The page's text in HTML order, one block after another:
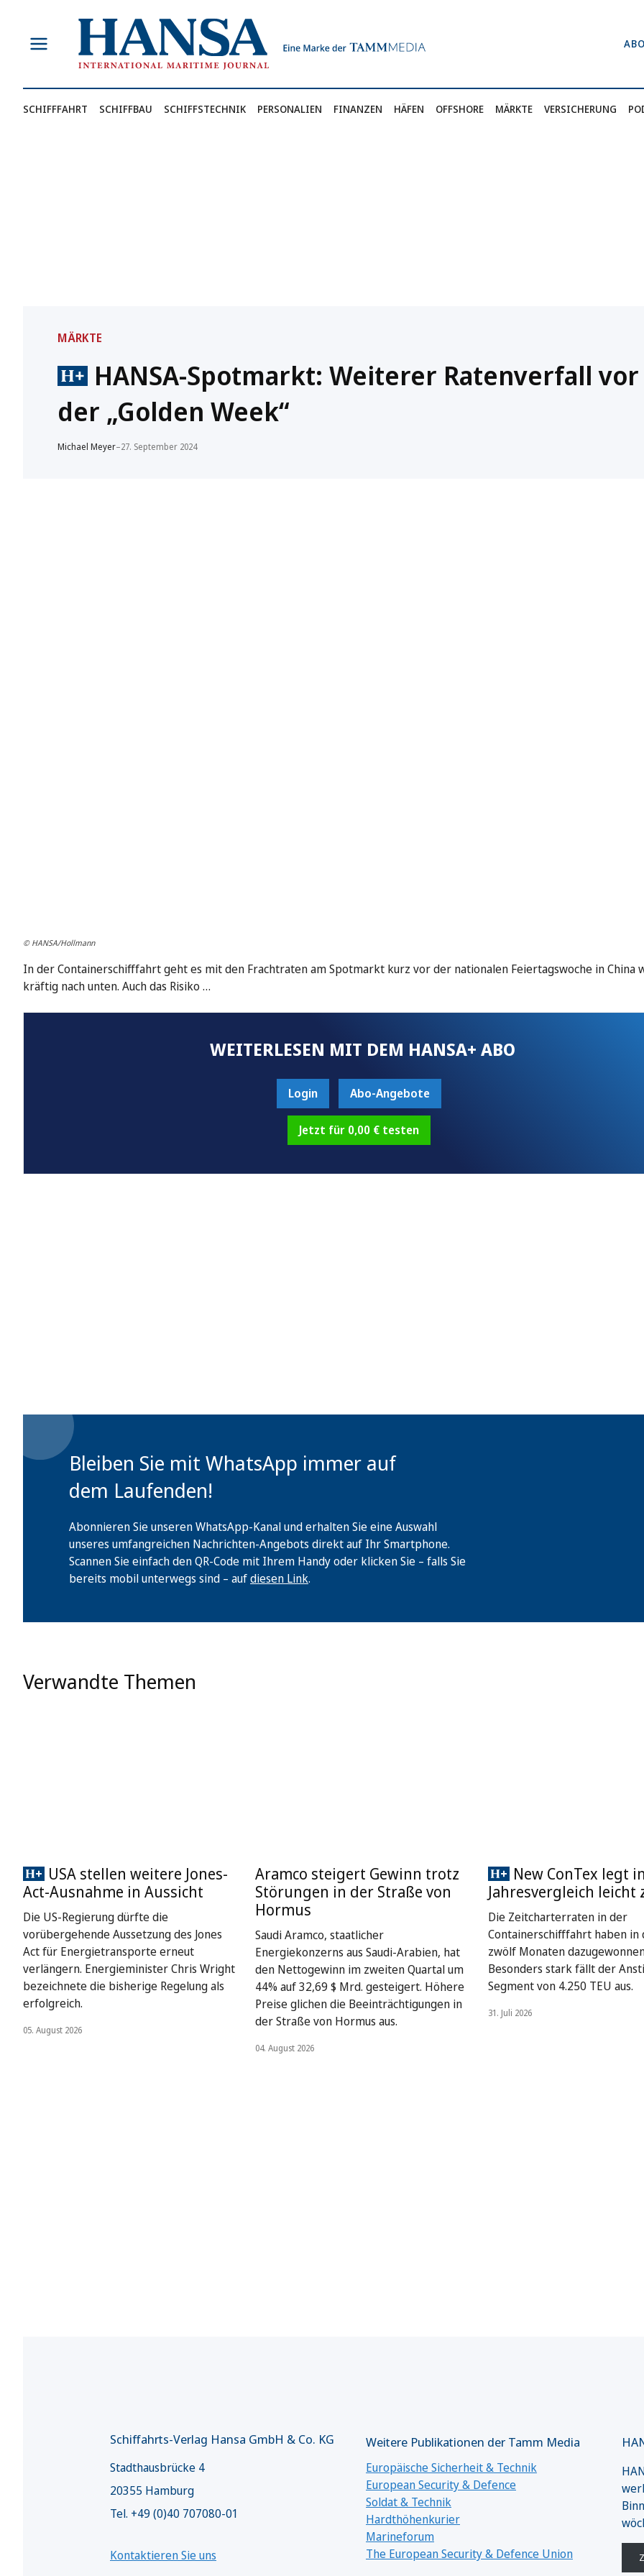
springen
SCHIFFFAHRT SCHIFFBAU SCHIFFSTECHNIK PERSONALIEN FINANZEN HÄFEN OFFSHORE MÄRKTE VERSICHERUNG
MÄRKTE
HANSA-Spotmarkt: Weiterer Ratenverfall vor
der „Golden Week“
Michael Meyer–27. September 2024
© HANSA/Hollmann
In der Containerschifffahrt geht es mit den Frachtraten am Spotmarkt kurz vor der nationalen Feiertagswoche in China
kräftig nach unten. Auch das Risiko …
WEITERLESEN MIT DEM HANSA+ ABO
Login Abo-Angebote
Jetzt für 0,00 € testen
Bleiben Sie mit WhatsApp immer auf
dem Laufenden!
Abonnieren Sie unseren WhatsApp-Kanal und erhalten Sie eine Auswahl
unseres umfangreichen Nachrichten-Angebots direkt auf Ihr Smartphone.
Scannen Sie einfach den QR-Code mit Ihrem Handy oder klicken Sie – falls Sie
bereits mobil unterwegs sind – aufdiesen Link.
Verwandte Themen
USA stellen weitere Jones-
Act-Ausnahme in Aussicht
Die US-Regierung dürfte die
vorübergehende Aussetzung des Jones
Act für Energietransporte erneut
verlängern. Energieminister Chris Wright
bezeichnete die bisherige Regelung als
erfolgreich.
05. August 2026
Aramco steigert Gewinn trotz
Störungen in der Straße von
Hormus
Saudi Aramco, staatlicher
Energiekonzerns aus Saudi-Arabien, hat
den Nettogewinn im zweiten Quartal um
44% auf 32,69 $ Mrd. gesteigert. Höhere
Preise glichen die Beeinträchtigungen in
der Straße von Hormus aus.
04. August 2026
New ConTex legt
Jahresvergleich leicht
Die Zeitcharterraten in der
Containerschifffahrt haben in
zwölf Monaten
Besonders stark fällt der
Segment von 4.250 TEU aus.
31. Juli 2026
Schiffahrts-Verlag Hansa GmbH & Co. KG
Stadthausbrücke 4
20355 Hamburg
Tel. +49 (0)40 707080-01
Kontaktieren Sie uns
Weitere Publikationen der Tamm Media
Europäische Sicherheit & Technik
European Security & Defence
Soldat & Technik
Hardthöhenkurier
Marineforum
The European Security & Defence Union